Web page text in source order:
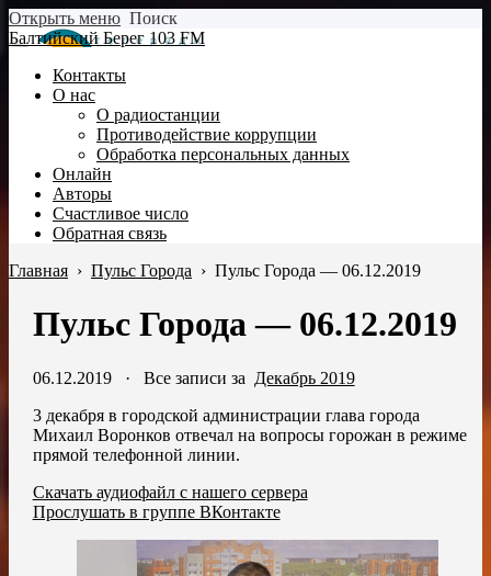
Открыть меню Поиск
Балтийский Берег 103 FM
Контакты
О нас
О радиостанции
Противодействие коррупции
Обработка персональных данных
Онлайн
Авторы
Счастливое число
Обратная связь
Главная › Пульс Города › Пульс Города — 06.12.2019
Пульс Города — 06.12.2019
06.12.2019· Все записи за Декабрь 2019
3 декабря в городской администрации глава города
Михаил Воронков отвечал на вопросы горожан в режиме
прямой телефонной линии.
Скачать аудиофайл с нашего сервера
Прослушать в группе ВКонтакте